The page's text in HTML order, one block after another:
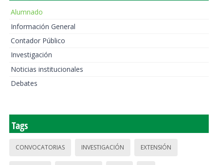
Alumnado
Información General
Contador Público
Investigación
Noticias institucionales
Debates
Tags
CONVOCATORIAS INVESTIGACIÓN EXTENSIÓN